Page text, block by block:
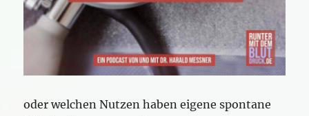
oder welchen Nutzen haben eigene spontane